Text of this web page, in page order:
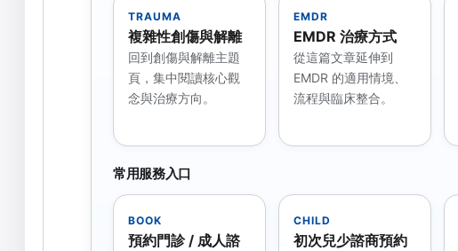
TRAUMA
複雜性創傷與解離
回到創傷與解離主題
頁，集中閱讀核心觀
念與治療方向。
EMDR
EMDR 治療方式
從這篇文章延伸到
EMDR 的適用情境、
流程與臨床整合。
常用服務入口
BOOK
預約門診 / 成人諮
CHILD
初次兒少諮商預約